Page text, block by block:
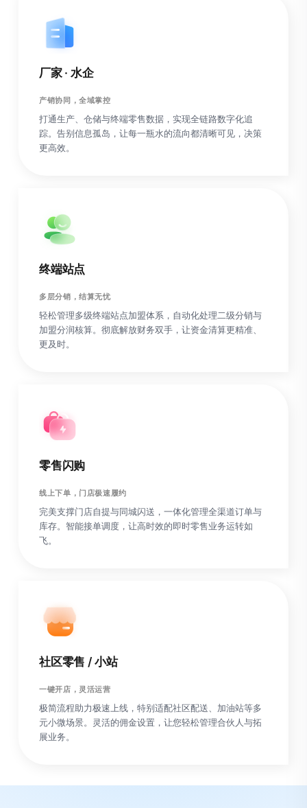
厂家 · 水企
产销协同，全域掌控
打通生产、仓储与终端零售数据，实现全链路数字化追
踪。告别信息孤岛，让每一瓶水的流向都清晰可见，决策
更高效。
终端站点
多层分销，结算无忧
轻松管理多级终端站点加盟体系，自动化处理二级分销与
加盟分润核算。彻底解放财务双手，让资金清算更精准、
更及时。
零售闪购
线上下单，门店极速履约
完美支撑门店自提与同城闪送，一体化管理全渠道订单与
库存。智能接单调度，让高时效的即时零售业务运转如
飞。
社区零售 / 小站
一键开店，灵活运营
极简流程助力极速上线，特别适配社区配送、加油站等多
元小微场景。灵活的佣金设置，让您轻松管理合伙人与拓
展业务。